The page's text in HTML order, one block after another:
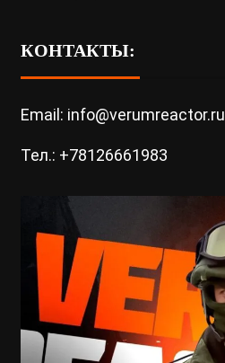
КОНТАКТЫ:
Email: info@verumreactor.ru
Тел.: +78126661983